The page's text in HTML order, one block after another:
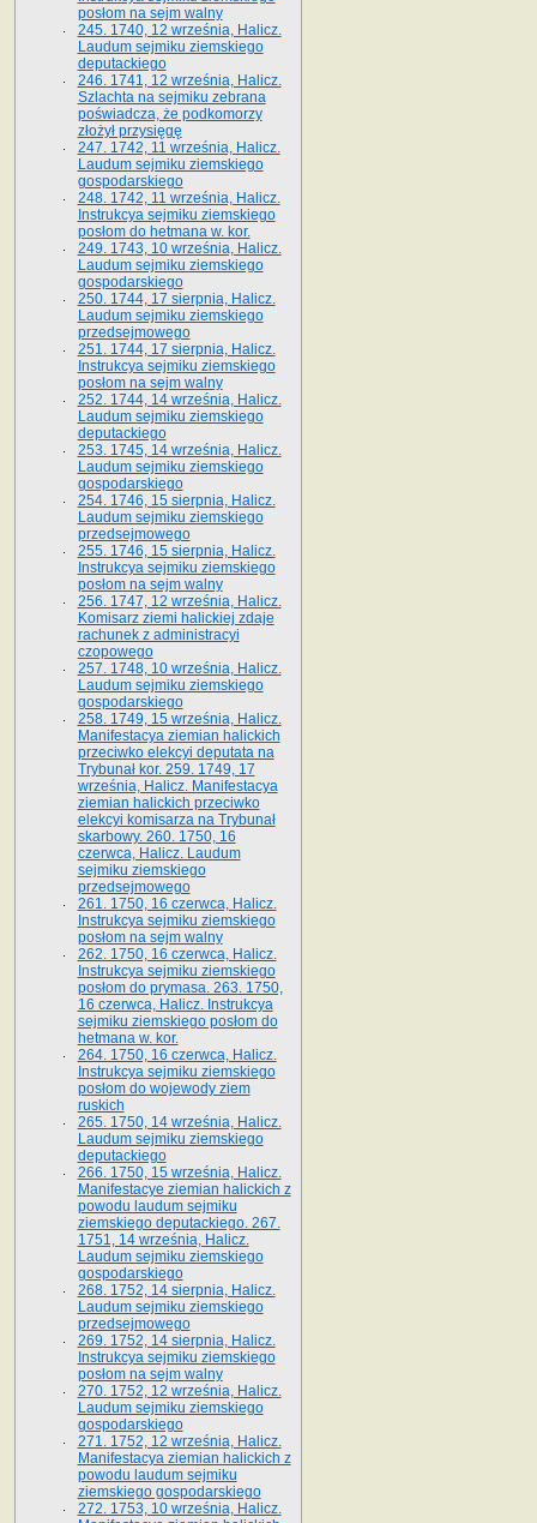
posłom na sejm walny
245. 1740, 12 września, Halicz.
Laudum sejmiku ziemskiego
deputackiego
246. 1741, 12 września, Halicz.
Szlachta na sejmiku zebrana
poświadcza, że podkomorzy
złożył przysięgę
247. 1742, 11 września, Halicz.
Laudum sejmiku ziemskiego
gospodarskiego
248. 1742, 11 września, Halicz.
Instrukcya sejmiku ziemskiego
posłom do hetmana w. kor.
249. 1743, 10 września, Halicz.
Laudum sejmiku ziemskiego
gospodarskiego
250. 1744, 17 sierpnia, Halicz.
Laudum sejmiku ziemskiego
przedsejmowego
251. 1744, 17 sierpnia, Halicz.
Instrukcya sejmiku ziemskiego
posłom na sejm walny
252. 1744, 14 września, Halicz.
Laudum sejmiku ziemskiego
deputackiego
253. 1745, 14 września, Halicz.
Laudum sejmiku ziemskiego
gospodarskiego
254. 1746, 15 sierpnia, Halicz.
Laudum sejmiku ziemskiego
przedsejmowego
255. 1746, 15 sierpnia, Halicz.
Instrukcya sejmiku ziemskiego
posłom na sejm walny
256. 1747, 12 września, Halicz.
Komisarz ziemi halickiej zdaje
rachunek z administracyi
czopowego
257. 1748, 10 września, Halicz.
Laudum sejmiku ziemskiego
gospodarskiego
258. 1749, 15 września, Halicz.
Manifestacya ziemian halickich
przeciwko elekcyi deputata na
Trybunał kor. 259. 1749, 17
września, Halicz. Manifestacya
ziemian halickich przeciwko
elekcyi komisarza na Trybunał
skarbowy. 260. 1750, 16
czerwca, Halicz. Laudum
sejmiku ziemskiego
przedsejmowego
261. 1750, 16 czerwca, Halicz.
Instrukcya sejmiku ziemskiego
posłom na sejm walny
262. 1750, 16 czerwca, Halicz.
Instrukcya sejmiku ziemskiego
posłom do prymasa. 263. 1750,
16 czerwca, Halicz. Instrukcya
sejmiku ziemskiego posłom do
hetmana w. kor.
264. 1750, 16 czerwca, Halicz.
Instrukcya sejmiku ziemskiego
posłom do wojewody ziem
ruskich
265. 1750, 14 września, Halicz.
Laudum sejmiku ziemskiego
deputackiego
266. 1750, 15 września, Halicz.
Manifestacye ziemian halickich z
powodu laudum sejmiku
ziemskiego deputackiego. 267.
1751, 14 września, Halicz.
Laudum sejmiku ziemskiego
gospodarskiego
268. 1752, 14 sierpnia, Halicz.
Laudum sejmiku ziemskiego
przedsejmowego
269. 1752, 14 sierpnia, Halicz.
Instrukcya sejmiku ziemskiego
posłom na sejm walny
270. 1752, 12 września, Halicz.
Laudum sejmiku ziemskiego
gospodarskiego
271. 1752, 12 września, Halicz.
Manifestacya ziemian halickich z
powodu laudum sejmiku
ziemskiego gospodarskiego
272. 1753, 10 września, Halicz.